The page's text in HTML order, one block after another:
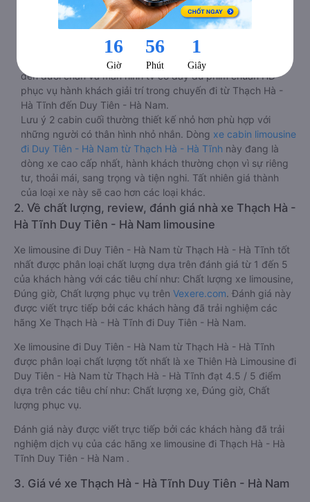
Thạch Hà - Hà Tĩnh đến Duy Tiên - Hà Nam dài. Bảng điều
khiển chính nằm ngay cạnh đầu để tiện tay tuỳ chỉnh gồm:
một cái nút to đùng để gọi tiếp viên, 2 cổng USB , 1 jack
cắm 3.5mm và 3 cái nút có biểu tượng nguồn dùng để
tắt/mở dàn đèn chính của buồng nằm chạy dọc trên đầu,
đèn dưới chân và màn hình tv có đầy đủ phim chuẩn HD
phục vụ hành khách giải trí trong chuyến đi từ Thạch Hà -
Hà Tĩnh đến Duy Tiên - Hà Nam.
Lưu ý 2 cabin cuối thường thiết kế nhỏ hơn phù hợp với
những người có thân hình nhỏ nhắn. Dòng xe cabin limousine
đi Duy Tiên - Hà Nam từ Thạch Hà - Hà Tĩnh này đang là
dòng xe cao cấp nhất, hành khách thường chọn vì sự riêng
tư, thoải mái, sang trọng và tiện nghi. Tất nhiên giá thành
của loại xe này sẽ cao hơn các loại khác.
2. Về chất lượng, review, đánh giá nhà xe Thạch Hà -
Hà Tĩnh Duy Tiên - Hà Nam limousine
Xe limousine đi Duy Tiên - Hà Nam từ Thạch Hà - Hà Tĩnh tốt
nhất được phân loại chất lượng dựa trên đánh giá từ 1 đến 5
của khách hàng với các tiêu chí như: Chất lượng xe limousine,
Đúng giờ, Chất lượng phục vụ trên Vexere.com. Đánh giá này
được viết trực tiếp bởi các khách hàng đã trải nghiệm các
hãng Xe Thạch Hà - Hà Tĩnh đi Duy Tiên - Hà Nam.
Xe limousine đi Duy Tiên - Hà Nam từ Thạch Hà - Hà Tĩnh
được phân loại chất lượng tốt nhất là xe Thiên Hà Limousine đi
Duy Tiên - Hà Nam từ Thạch Hà - Hà Tĩnh đạt 4.5 / 5 điểm
dựa trên các tiêu chí như: Chất lượng xe, Đúng giờ, Chất
lượng phục vụ.
Đánh giá này được viết trực tiếp bởi các khách hàng đã trải
nghiệm dịch vụ của các hãng xe limousine đi Thạch Hà - Hà
Tĩnh Duy Tiên - Hà Nam .
3. Giá vé xe Thạch Hà - Hà Tĩnh Duy Tiên - Hà Nam